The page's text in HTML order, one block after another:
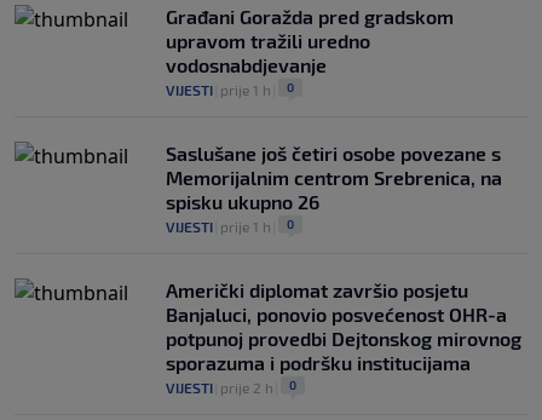
Građani Goražda pred gradskom
upravom tražili uredno
vodosnabdjevanje
VIJESTI prije 1 h 0
Saslušane još četiri osobe povezane s
Memorijalnim centrom Srebrenica, na
spisku ukupno 26
VIJESTI prije 1 h 0
Američki diplomat završio posjetu
Banjaluci, ponovio posvećenost OHR-a
potpunoj provedbi Dejtonskog mirovnog
sporazuma i podršku institucijama
VIJESTI prije 2 h 0